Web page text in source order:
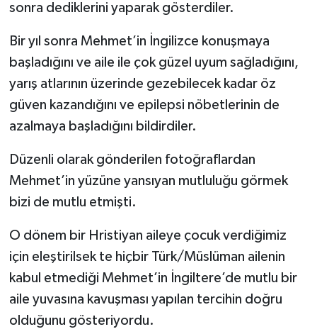
sonra dediklerini yaparak gösterdiler.
Bir yıl sonra Mehmet’in İngilizce konuşmaya
başladığını ve aile ile çok güzel uyum sağladığını,
yarış atlarının üzerinde gezebilecek kadar öz
güven kazandığını ve epilepsi nöbetlerinin de
azalmaya başladığını bildirdiler.
Düzenli olarak gönderilen fotoğraflardan
Mehmet’in yüzüne yansıyan mutluluğu görmek
bizi de mutlu etmişti.
O dönem bir Hristiyan aileye çocuk verdiğimiz
için eleştirilsek te hiçbir Türk/Müslüman ailenin
kabul etmediği Mehmet’in İngiltere’de mutlu bir
aile yuvasına kavuşması yapılan tercihin doğru
olduğunu gösteriyordu.